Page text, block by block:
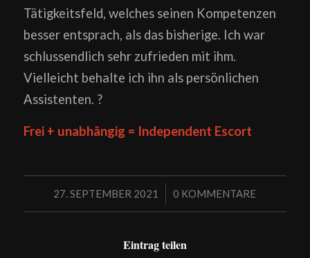
Tätigkeitsfeld, welches seinen Kompetenzen
besser entsprach, als das bisherige. Ich war
schlussendlich sehr zufrieden mit ihm.
Vielleicht behalte ich ihn als persönlichen
Assistenten. ?
Frei + unabhängig = Independent Escort
27. SEPTEMBER 2021
/ 0 KOMMENTARE
Eintrag teilen